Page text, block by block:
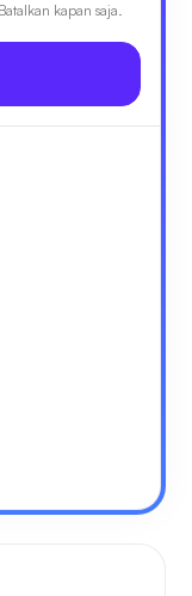
kapan saja.